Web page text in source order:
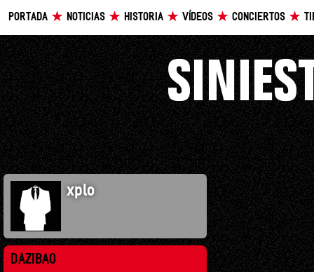
PORTADA NOTICIAS HISTORIA VÍDEOS CONCIERTOS
xplo
DAZIBAO